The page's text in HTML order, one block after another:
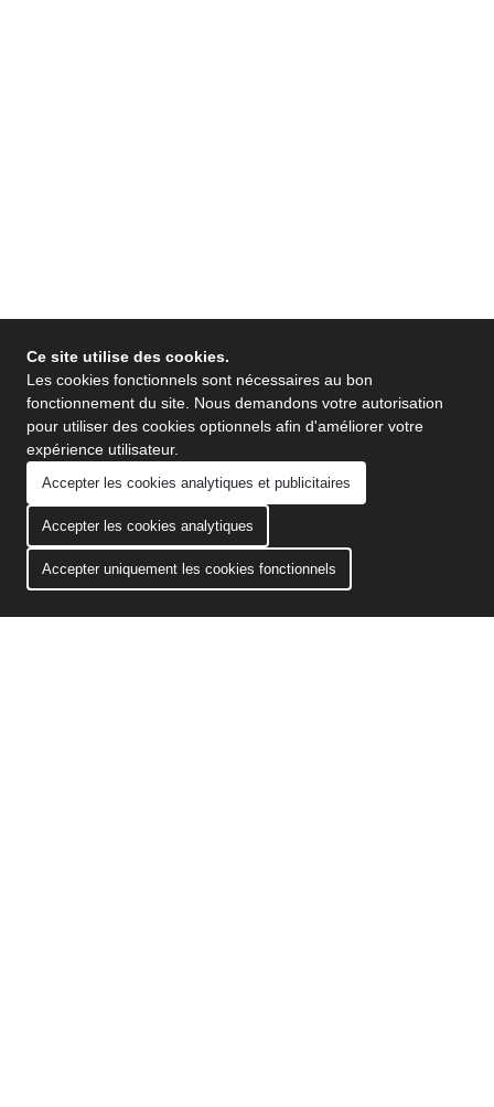
Ce site utilise des cookies.
Les cookies fonctionnels sont nécessaires au bon
fonctionnement du site. Nous demandons votre autorisation
pour utiliser des cookies optionnels afin d'améliorer votre
expérience utilisateur.
Accepter les cookies analytiques et publicitaires
Accepter les cookies analytiques
Accepter uniquement les cookies fonctionnels